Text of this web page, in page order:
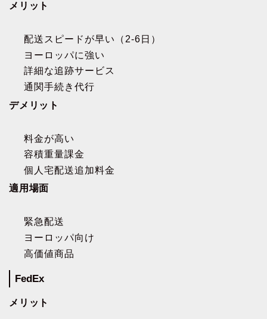
メリット
配送スピードが早い（2-6日）
ヨーロッパに強い
詳細な追跡サービス
通関手続き代行
デメリット
料金が高い
容積重量課金
個人宅配送追加料金
適用場面
緊急配送
ヨーロッパ向け
高価値商品
FedEx
メリット